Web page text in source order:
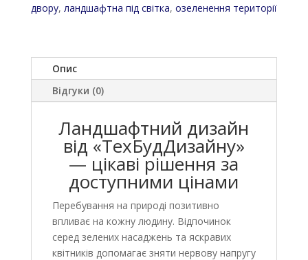
двору, ландшафтна під світка, озеленення території
Опис
Відгуки (0)
Ландшафтний дизайн
від «ТехБудДизайну»
— цікаві рішення за
доступними цінами
Перебування на природі позитивно
впливає на кожну людину. Відпочинок
серед зелених насаджень та яскравих
квітників допомагає зняти нервову напругу